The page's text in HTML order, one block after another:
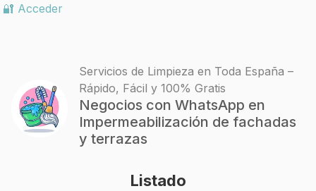
🔐 Acceder
Servicios de Limpieza en Toda España –
Rápido, Fácil y 100% Gratis
Negocios con WhatsApp en
Impermeabilización de fachadas
y terrazas
Listado